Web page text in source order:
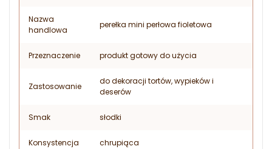
Nazwa
handlowa
perełka mini perłowa fioletowa
Przeznaczenie produkt gotowy do użycia
Zastosowanie
do dekoracji tortów, wypieków i
deserów
Smak słodki
Konsystencja chrupiąca